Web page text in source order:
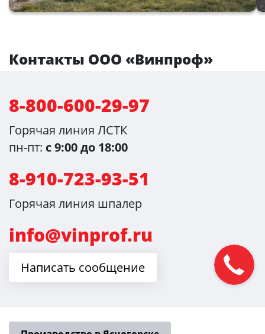
Контакты ООО «Винпроф»
8-800-600-29-97
Горячая линия ЛСТК
пн-пт: с 9:00 до 18:00
8-910-723-93-51
Горячая линия шпалер
info@vinprof.ru
Написать сообщение